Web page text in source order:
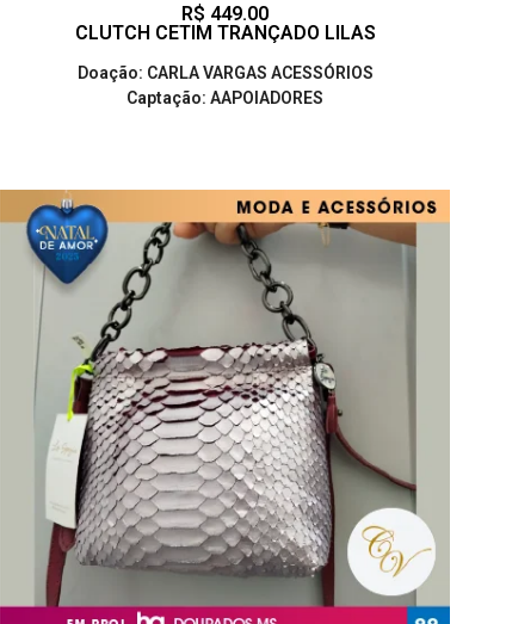
R$ 449.00
CLUTCH CETIM TRANÇADO LILAS
Doação: CARLA VARGAS ACESSÓRIOS
Captação: AAPOIADORES